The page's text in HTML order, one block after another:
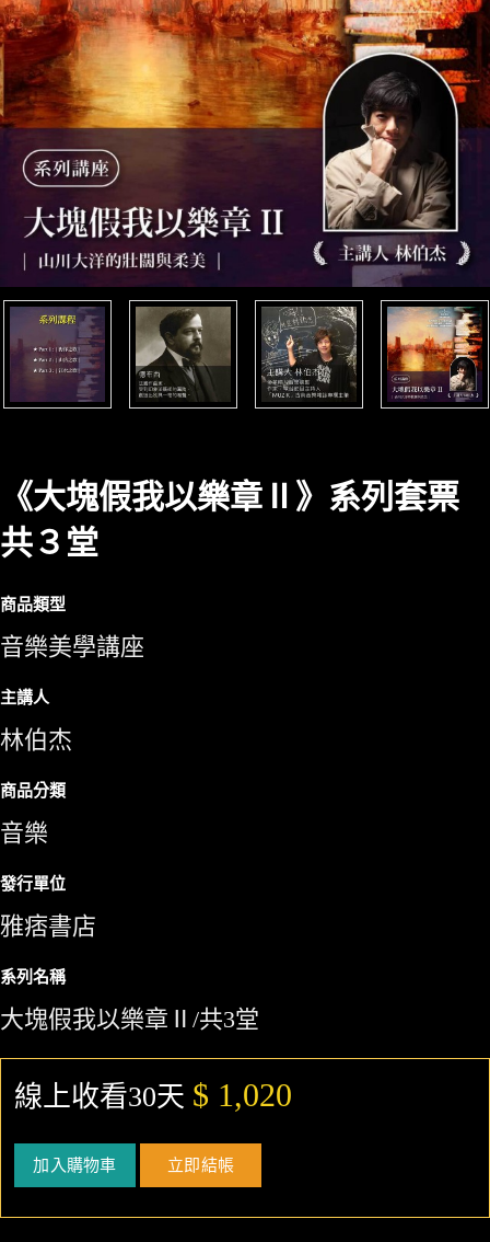
《大塊假我以樂章Ⅱ》系列套票
共３堂
商品類型
音樂美學講座
主講人
林伯杰
商品分類
音樂
發行單位
雅痞書店
系列名稱
大塊假我以樂章Ⅱ/共3堂
線上收看30天 $ 1,020
加入購物車 立即結帳